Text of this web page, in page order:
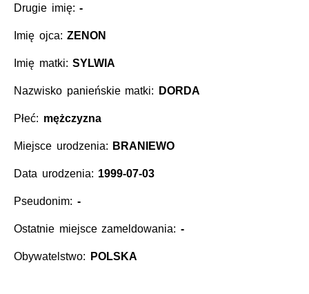
Drugie imię:-
Imię ojca:ZENON
Imię matki:SYLWIA
Nazwisko panieńskie matki: DORDA
Płeć: mężczyzna
Miejsce urodzenia: BRANIEWO
Data urodzenia: 1999-07-03
Pseudonim: -
Ostatnie miejsce zameldowania: -
Obywatelstwo: POLSKA